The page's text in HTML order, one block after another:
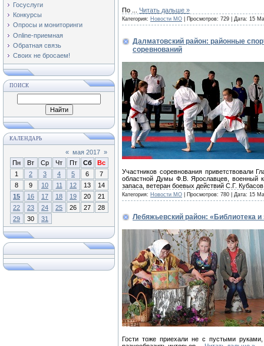
Госуслуги
Конкурсы
Опросы и мониторинги
Online-приемная
Обратная связь
Своих не бросаем!
ПОИСК
КАЛЕНДАРЬ
« мая 2017 »
Пн
Вт Ср Чт Пт Сб
Вс
1
2 3 4 5 6
7
8
9 10 11 12 13
14
15
16 17 18 19 20
21
22
23 24 25 26 27
28
29
30 31
По
Читать дальше »
Категория: Новости МО | Просмотров: 729 | Дата: 15
Далматовский район: районные
соревнований
Участников соревнования приветствовали
областной Думы Ф.В. Ярославцев, военный
запаса, ветеран боевых действий С.Г.
Категория: Новости МО | Просмотров: 780 | Дата: 15
Лебяжьевский район: «Библиотека и
Гости тоже приехали не с пустыми